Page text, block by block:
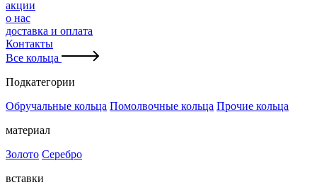
акции
о нас
доставка и оплата
Контакты
Все кольца
Подкатегории
Обручальные кольца Помолвочные кольца Прочие кольца
материал
Золото Серебро
вставки